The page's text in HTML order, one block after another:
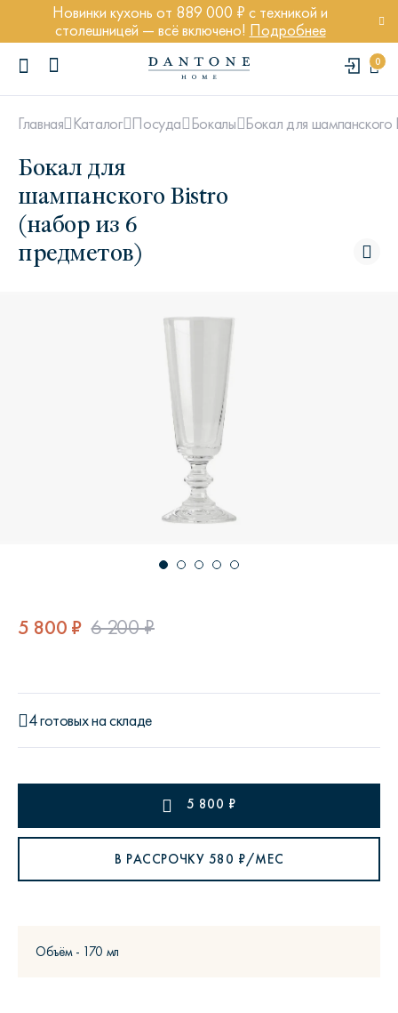
Новинки кухонь от 889 000 ₽ с техникой и
столешницей — всё включено! Подробнее
0
ПОПУЛЯРНЫЕ ЗАПРОСЫ
Диван Марсель
Главная Каталог Посуда Бокалы Бокал для
Бокал для
шампанского Bistro
(набор из 6
предметов)
5 800 ₽ 6 200 ₽
4 готовых на складе
5 800 ₽
В РАССРОЧКУ 580 ₽/МЕС
Объём - 170 мл